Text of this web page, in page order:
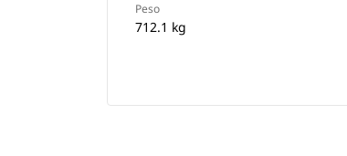
Peso
712.1 kg